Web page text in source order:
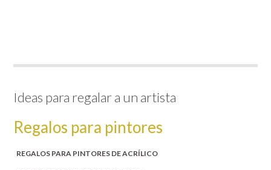
Ideas para regalar a un artista
Regalos para pintores
REGALOS PARA PINTORES DE ACRÍLICO